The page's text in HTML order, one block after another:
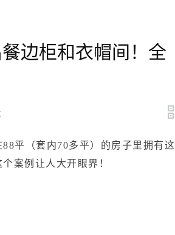
边柜和衣帽间！全
平（套内70多平）的房子里拥有这
案例让人大开眼界！